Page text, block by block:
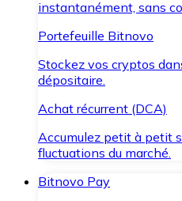
instantanément, sans
Portefeuille Bitnovo
Stockez vos cryptos
dépositaire.
Achat récurrent (DCA)
Accumulez petit à petit
fluctuations du marché.
Bitnovo Pay